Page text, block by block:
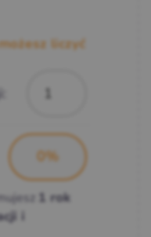
liczyć
1 rok
i